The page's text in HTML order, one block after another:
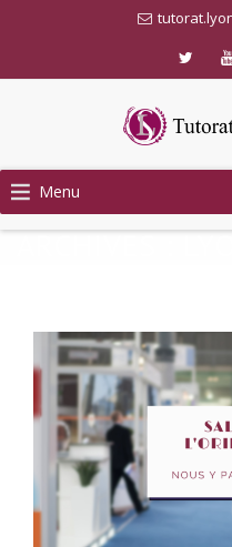
Skip
to
Menu
ARCHIVES :